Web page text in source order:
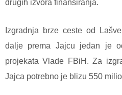
drugih izvora finansiranja.
Izgradnja brze ceste od
dalje prema Jajcu jedan je
projekata Vlade FBiH. Za
Jajca potrebno je blizu 550